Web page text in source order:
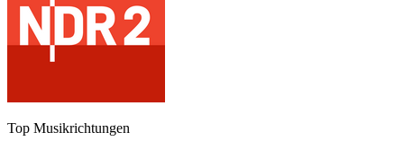
Top Musikrichtungen